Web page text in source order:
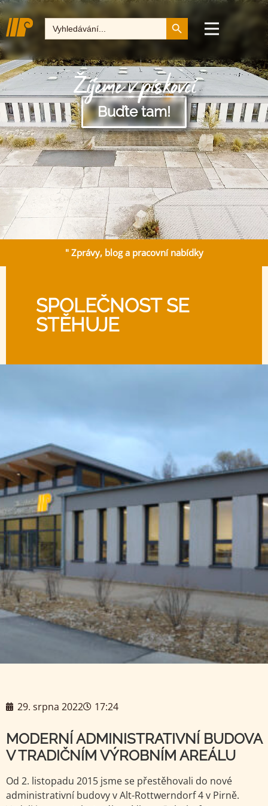
Hledat: Tlačítko pro
Žijeme v pískovci
Buďte tam!
" Zprávy, blog a pracovní nabídky
SPOLEČNOST SE
STĚHUJE
29. srpna 2022 17:24
MODERNÍ ADMINISTRATIVNÍ BUDOVA
V TRADIČNÍM VÝROBNÍM AREÁLU
Od 2. listopadu 2015 jsme se přestěhovali do nové
administrativní budovy v Alt-Rottwerndorf 4 v Pirně.